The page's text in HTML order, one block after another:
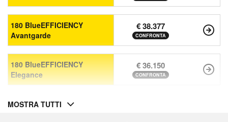
180 BlueEFFICIENCY
Avantgarde
€ 38.377
CONFRONTA
180 BlueEFFICIENCY
Elegance
€ 36.150
CONFRONTA
MOSTRA TUTTI